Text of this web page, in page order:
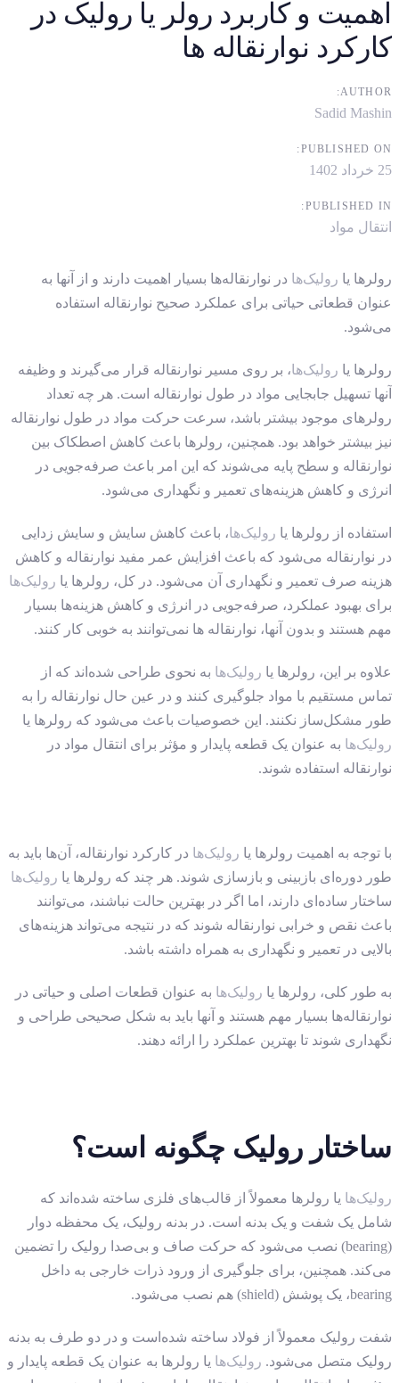
اهمیت و کاربرد رولر یا رولیک در
کارکرد نوارنقاله ها
AUTHOR:
Sadid Mashin
PUBLISHED ON:
25 خرداد 1402
PUBLISHED IN:
انتقال مواد
رولرها یا رولیک‌ها در نوارنقاله‌ها بسیار اهمیت دارند و از آنها به
عنوان قطعاتی حیاتی برای عملکرد صحیح نوارنقاله استفاده
می‌شود.
رولرها یا رولیک‌ها، بر روی مسیر نوارنقاله قرار می‌گیرند و وظیفه
آنها تسهیل جابجایی مواد در طول نوارنقاله است. هر چه تعداد
رولرهای موجود بیشتر باشد، سرعت حرکت مواد در طول نوارنقاله
نیز بیشتر خواهد بود. همچنین، رولرها باعث کاهش اصطکاک بین
نوارنقاله و سطح پایه می‌شوند که این امر باعث صرفه‌جویی در
انرژی و کاهش هزینه‌های تعمیر و نگهداری می‌شود.
استفاده از رولرها یا رولیک‌ها، باعث کاهش سایش و سایش زدایی
در نوارنقاله می‌شود که باعث افزایش عمر مفید نوارنقاله و کاهش
هزینه صرف تعمیر و نگهداری آن می‌شود. در کل، رولرها یا رولیک‌ها
برای بهبود عملکرد، صرفه‌جویی در انرژی و کاهش هزینه‌ها بسیار
مهم هستند و بدون آنها، نوارنقاله ها نمی‌توانند به خوبی کار کنند.
علاوه بر این، رولرها یا رولیک‌ها به نحوی طراحی شده‌اند که از
تماس مستقیم با مواد جلوگیری کنند و در عین حال نوارنقاله را به
طور مشکل‌ساز نکنند. این خصوصیات باعث می‌شود که رولرها یا
رولیک‌ها به عنوان یک قطعه پایدار و مؤثر برای انتقال مواد در
نوارنقاله استفاده شوند.
با توجه به اهمیت رولرها یا رولیک‌ها در کارکرد نوارنقاله، آن‌ها باید به
طور دوره‌ای بازبینی و بازسازی شوند. هر چند که رولرها یا رولیک‌ها
ساختار ساده‌ای دارند، اما اگر در بهترین حالت نباشند، می‌توانند
باعث نقص و خرابی نوارنقاله شوند که در نتیجه می‌تواند هزینه‌های
بالایی در تعمیر و نگهداری به همراه داشته باشد.
به طور کلی، رولرها یا رولیک‌ها به عنوان قطعات اصلی و حیاتی در
نوارنقاله‌ها بسیار مهم هستند و آنها باید به شکل صحیحی طراحی و
نگهداری شوند تا بهترین عملکرد را ارائه دهند.
ساختار رولیک چگونه است؟
رولیک‌ها یا رولرها معمولاً از قالب‌های فلزی ساخته شده‌اند که
شامل یک شفت و یک بدنه است. در بدنه رولیک، یک محفظه دوار
(bearing) نصب می‌شود که حرکت صاف و بی‌صدا رولیک را تضمین
می‌کند. همچنین، برای جلوگیری از ورود ذرات خارجی به داخل
bearing، یک پوشش (shield) هم نصب می‌شود.
شفت رولیک معمولاً از فولاد ساخته شده‌است و در دو طرف به بدنه
رولیک متصل می‌شود. رولیک‌ها یا رولرها به عنوان یک قطعه پایدار و